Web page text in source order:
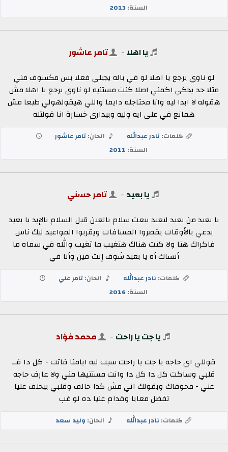
السنة:2013
يا اهلا- تامر عاشور
لو ناوي يرجع يا اهلا لو في باله يجيلي فعلا بس مكسوف مني
مثلا حد يحكي اكمني اصلا كنت مستنيه لو ناوي يرجع يا اهلا مش
هقوله لا ابدا ليه وانا محتاجله دايما واللي هيقولهولي طبعا مش
همانع في على ايه وليه وبيدارى خسارة انا قولتله
كلمات: نادر عبدالله الحان:تامر عاشور
السنة: 2011
يا بعيد - تامر حسني
يا بعيد من بعيد لبعيد ببعت سلام بالعين قبل السلام بالإيد يا بعيد
بدعي بالأوقات يقصروا المسافات ويقربوا المواعيد ليك ناس
فاكراك هنا ولا كنت هناك هتغيب ما تغيب والله في سماه ما
أنساك أه يا بعيد شوف إنت فين وأنا في
كلمات: نادر عبدالله الحان:تامر علي
السنة:2016
يا جت يا راحت - محمد فؤاد
قوللي اي حاجه يا جت يا راحت سبت ليه ايامنا فاتت - كل دا فــ
قلبي وساكت كل دا كل دا وانت مستنيها مني ولا عارف حاجه
عني - مخوفاك وبقولك اني مش كدا حالف وقلبي بيحلف عليا
تفضل معايا وقدام عنيا ده لو غب
كلمات: نادر عبدالله الحان: وليد سعد